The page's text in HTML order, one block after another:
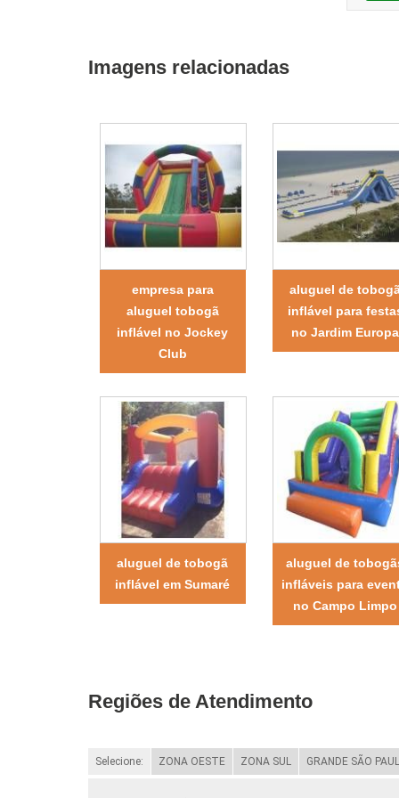
Imagens relacionadas
empresa para
aluguel tobogã
inflável no Jockey
Club
aluguel de
inflável para
no Jardim Europa
aluguel de tobogã
inflável em Sumaré
aluguel de
infláveis para
no Campo Limpo
Regiões de Atendimento
Selecione: ZONA OESTE ZONA SUL GRANDE SÃO